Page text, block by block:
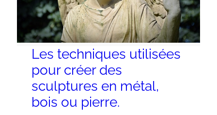
Les techniques utilisées
pour créer des
sculptures en métal,
bois ou pierre.